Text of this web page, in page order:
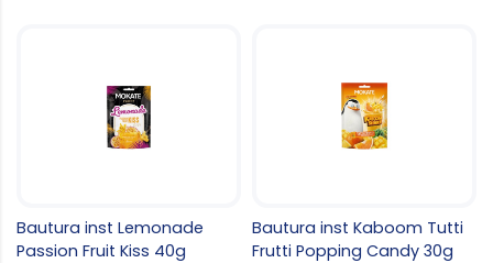
Bautura inst Lemonade
Passion Fruit Kiss 40g
Bautura inst Kaboom Tutti
Frutti Popping Candy 30g